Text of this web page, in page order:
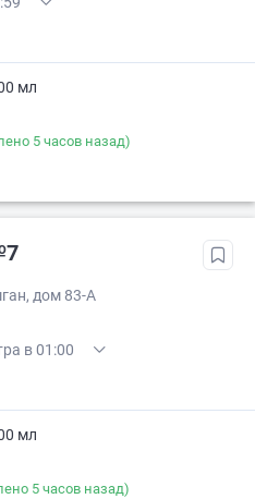
мл
5 часов назад)
дом 83-А
в 01:00
мл
5 часов назад)